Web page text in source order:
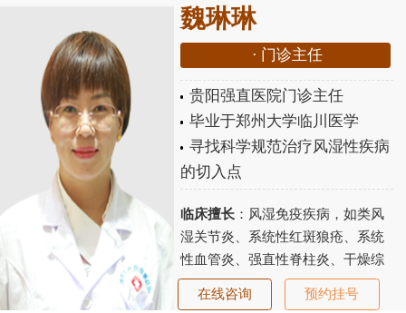
魏琳琳
· 门诊主任
贵阳强直医院门诊主任
毕业于郑州大学临川医学
寻找科学规范治疗风湿性疾病
的切入点
临床擅长：风湿免疫疾病，如类风
湿关节炎、系统性红斑狼疮、系统
性血管炎、强直性脊柱炎、干燥综
合征、老年性骨关节炎、骨质疏松
等...【详细】
在线咨询 预约挂号